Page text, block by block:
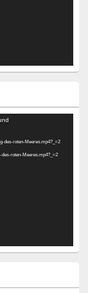
des-roten-Meeres.mp4?_=2
des-roten-Meeres.mp4?_=2